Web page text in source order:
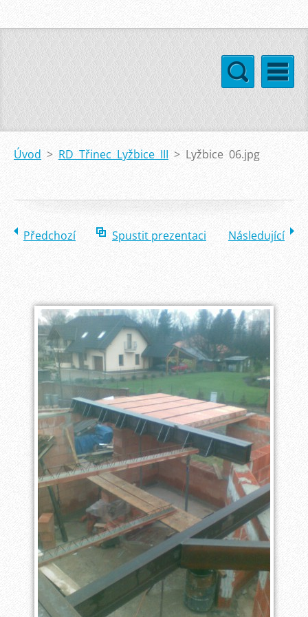
Úvod > RD Třinec Lyžbice III > Lyžbice 06.jpg
Předchozí Spustit prezentaci Následující